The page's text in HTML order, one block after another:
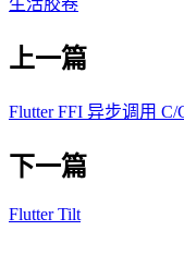
生活胶卷
上一篇
Flutter FFI 异步调用 C/
下一篇
Flutter Tilt